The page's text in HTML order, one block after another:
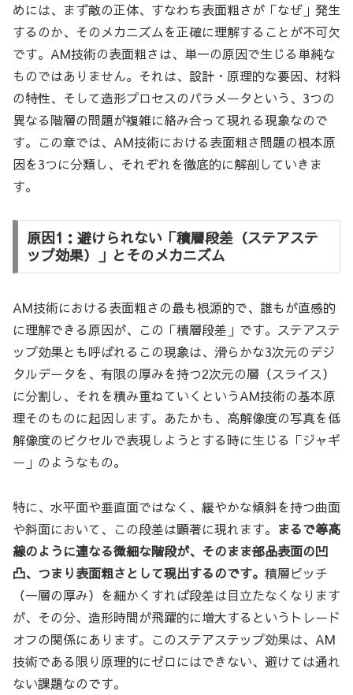
めには、まず敵の正体、すなわち表面粗さが「なぜ」発生
するのか、そのメカニズムを正確に理解することが不可欠
です。AM技術の表面粗さは、単一の原因で生じる単純な
ものではありません。それは、設計・原理的な要因、材料
の特性、そして造形プロセスのパラメータという、3つの
異なる階層の問題が複雑に絡み合って現れる現象なので
す。この章では、AM技術における表面粗さ問題の根本原
因を3つに分類し、それぞれを徹底的に解剖していきま
す。
原因1：避けられない「積層段差（ステアステ
ップ効果）」とそのメカニズム
AM技術における表面粗さの最も根源的で、誰もが直感的
に理解できる原因が、この「積層段差」です。ステアステ
ップ効果とも呼ばれるこの現象は、滑らかな3次元のデジ
タルデータを、有限の厚みを持つ2次元の層（スライス）
に分割し、それを積み重ねていくというAM技術の基本原
理そのものに起因します。あたかも、高解像度の写真を低
解像度のピクセルで表現しようとする時に生じる「ジャギ
ー」のようなもの。
特に、水平面や垂直面ではなく、緩やかな傾斜を持つ曲面
や斜面において、この段差は顕著に現れます。 まるで等高
線のように連なる微細な階段が、そのまま部品表面の凹
凸、つまり表面粗さとして現出するのです。 積層ピッチ
（一層の厚み）を細かくすれば段差は目立たなくなります
が、その分、造形時間が飛躍的に増大するというトレード
オフの関係にあります。このステアステップ効果は、AM
技術である限り原理的にゼロにはできない、避けては通れ
ない課題なのです。